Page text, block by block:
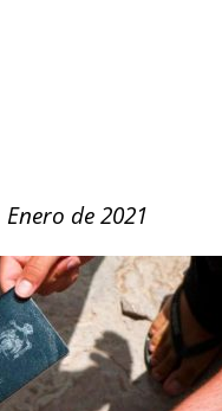
Enero de 2021